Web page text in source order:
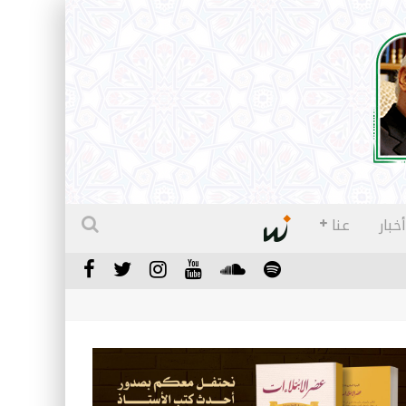
أخبار عنا